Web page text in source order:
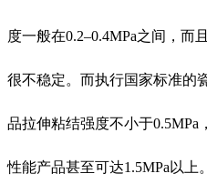
度一般在0.2–0.4MPa之间，而
很不稳定。而执行国家标准的
品拉伸粘结强度不小于0.5MPa
性能产品甚至可达1.5MPa以